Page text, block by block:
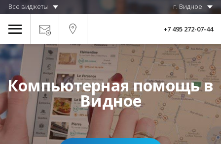
Все виджеты г. Видное
+7 495 272-07-44
Компьютерная помощь в
Видное